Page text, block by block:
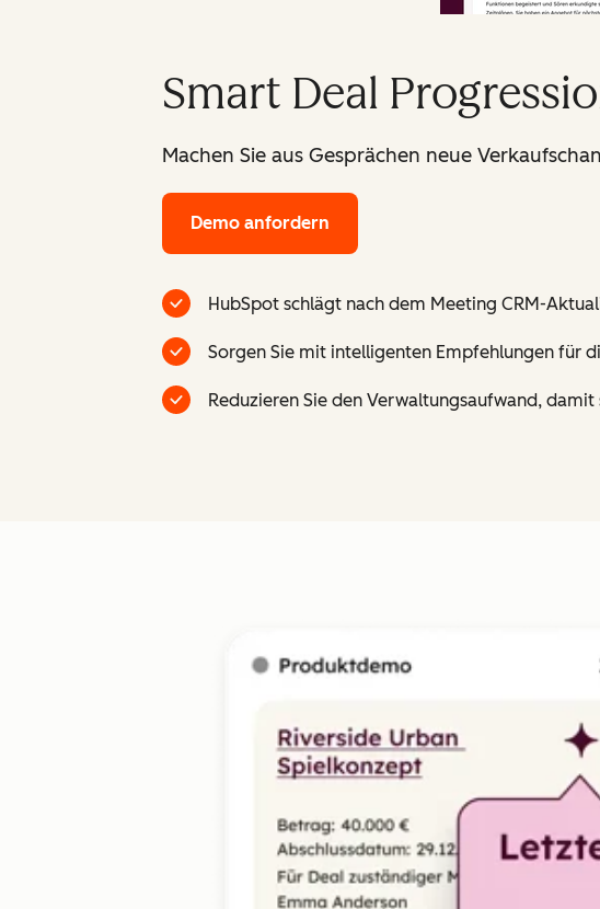
Smart Deal
Machen Sie aus Gesprächen neue
Demo anfordern
HubSpot schlägt nach dem Meeting CRM-
Sorgen Sie mit intelligenten Empfehlungen für
Reduzieren Sie den Verwaltungsaufwand,